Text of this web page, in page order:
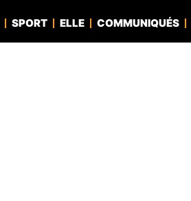
SPORT ELLE COMMUNIQUÉS